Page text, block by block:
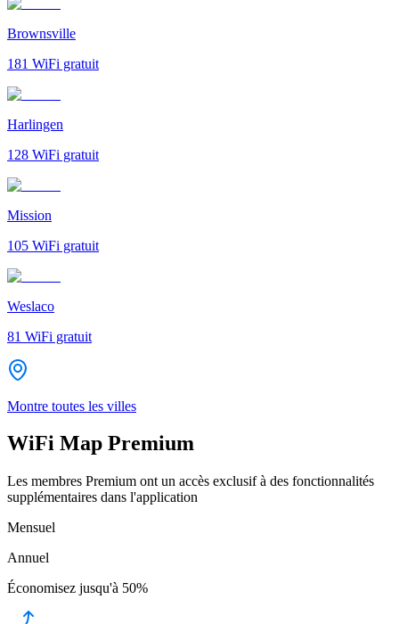
Brownsville
181 WiFi gratuit
Harlingen
128 WiFi gratuit
Mission
105 WiFi gratuit
Weslaco
81 WiFi gratuit
Montre toutes les villes
WiFi Map Premium
Les membres Premium ont un accès exclusif à des fonctionnalités
supplémentaires dans l'application
Mensuel
Annuel
Économisez jusqu'à 50%